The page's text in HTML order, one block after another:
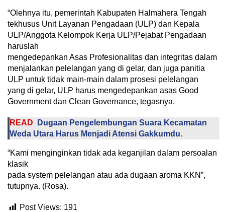
“Olehnya itu, pemerintah Kabupaten Halmahera Tengah
tekhusus Unit Layanan Pengadaan (ULP) dan Kepala
ULP/Anggota Kelompok Kerja ULP/Pejabat Pengadaan
haruslah
mengedepankan Asas Profesionalitas dan integritas dalam
menjalankan pelelangan yang di gelar, dan juga panitia
ULP untuk tidak main-main dalam prosesi pelelangan
yang di gelar, ULP harus mengedepankan asas Good
Government dan Clean Governance, tegasnya.
READ
Dugaan Pengelembungan Suara Kecamatan
Weda Utara Harus Menjadi Atensi Gakkumdu.
“Kami menginginkan tidak ada keganjilan dalam persoalan
klasik
pada system pelelangan atau ada dugaan aroma KKN”,
tutupnya. (Rosa).
Post Views: 191